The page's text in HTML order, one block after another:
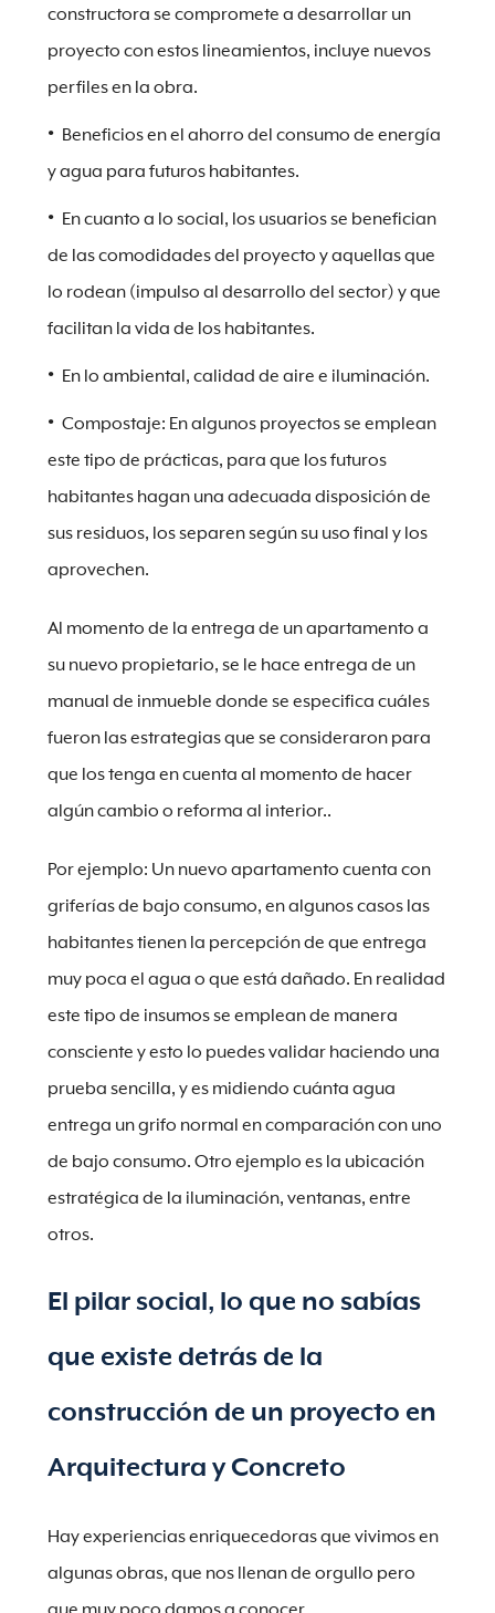
constructora se compromete a desarrollar un
proyecto con estos lineamientos, incluye nuevos
perfiles en la obra.
Beneficios en el ahorro del consumo de energía
y agua para futuros habitantes.
En cuanto a lo social, los usuarios se benefician
de las comodidades del proyecto y aquellas que
lo rodean (impulso al desarrollo del sector) y que
facilitan la vida de los habitantes.
En lo ambiental, calidad de aire e iluminación.
Compostaje: En algunos proyectos se emplean
este tipo de prácticas, para que los futuros
habitantes hagan una adecuada disposición de
sus residuos, los separen según su uso final y los
aprovechen.
Al momento de la entrega de un apartamento a
su nuevo propietario, se le hace entrega de un
manual de inmueble donde se especifica cuáles
fueron las estrategias que se consideraron para
que los tenga en cuenta al momento de hacer
algún cambio o reforma al interior..
Por ejemplo: Un nuevo apartamento cuenta con
griferías de bajo consumo, en algunos casos las
habitantes tienen la percepción de que entrega
muy poca el agua o que está dañado. En realidad
este tipo de insumos se emplean de manera
consciente y esto lo puedes validar haciendo una
prueba sencilla, y es midiendo cuánta agua
entrega un grifo normal en comparación con uno
de bajo consumo. Otro ejemplo es la ubicación
estratégica de la iluminación, ventanas, entre
otros.
El pilar social, lo que no sabías
que existe detrás de la
construcción de un proyecto en
Arquitectura y Concreto
Hay experiencias enriquecedoras que vivimos en
algunas obras, que nos llenan de orgullo pero